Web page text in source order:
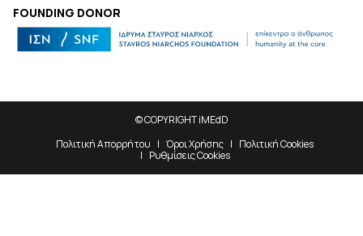
FOUNDING DONOR
© COPYRIGHT iMEdD
Πολιτική Απορρήτου
Όροι Χρήσης
Πολιτική Cookies
Ρυθμίσεις Cookies